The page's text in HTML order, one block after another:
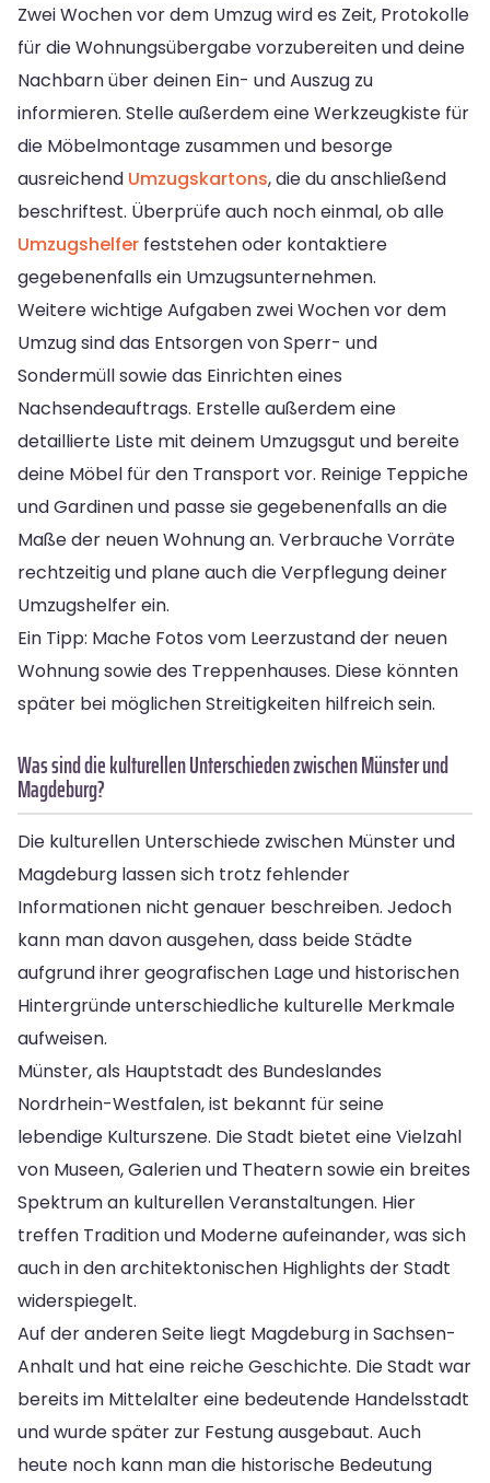
Zwei Wochen vor dem Umzug wird es Zeit, Protokolle
für die Wohnungsübergabe vorzubereiten und deine
Nachbarn über deinen Ein- und Auszug zu
informieren. Stelle außerdem eine Werkzeugkiste für
die Möbelmontage zusammen und besorge
ausreichend Umzugskartons, die du anschließend
beschriftest. Überprüfe auch noch einmal, ob alle
Umzugshelfer feststehen oder kontaktiere
gegebenenfalls ein Umzugsunternehmen.
Weitere wichtige Aufgaben zwei Wochen vor dem
Umzug sind das Entsorgen von Sperr- und
Sondermüll sowie das Einrichten eines
Nachsendeauftrags. Erstelle außerdem eine
detaillierte Liste mit deinem Umzugsgut und bereite
deine Möbel für den Transport vor. Reinige Teppiche
und Gardinen und passe sie gegebenenfalls an die
Maße der neuen Wohnung an. Verbrauche Vorräte
rechtzeitig und plane auch die Verpflegung deiner
Umzugshelfer ein.
Ein Tipp: Mache Fotos vom Leerzustand der neuen
Wohnung sowie des Treppenhauses. Diese könnten
später bei möglichen Streitigkeiten hilfreich sein.
Was sind die kulturellen Unterschieden zwischen Münster und
Magdeburg?
Die kulturellen Unterschiede zwischen Münster und
Magdeburg lassen sich trotz fehlender
Informationen nicht genauer beschreiben. Jedoch
kann man davon ausgehen, dass beide Städte
aufgrund ihrer geografischen Lage und historischen
Hintergründe unterschiedliche kulturelle Merkmale
aufweisen.
Münster, als Hauptstadt des Bundeslandes
Nordrhein-Westfalen, ist bekannt für seine
lebendige Kulturszene. Die Stadt bietet eine Vielzahl
von Museen, Galerien und Theatern sowie ein breites
Spektrum an kulturellen Veranstaltungen. Hier
treffen Tradition und Moderne aufeinander, was sich
auch in den architektonischen Highlights der Stadt
widerspiegelt.
Auf der anderen Seite liegt Magdeburg in Sachsen-
Anhalt und hat eine reiche Geschichte. Die Stadt war
bereits im Mittelalter eine bedeutende Handelsstadt
und wurde später zur Festung ausgebaut. Auch
heute noch kann man die historische Bedeutung